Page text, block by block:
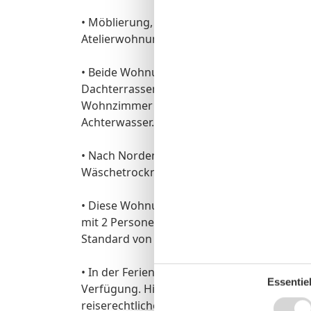
• Möblierung, Dekoration, vor allem aber
Atelierwohnung mit ihren Schrägen,
• Beide Wohnungen verfügen über Wohn-
Dachterrassen. Bodentiefe Fenster und
Wohnzimmer und der Küche einen
Achterwasser.
• Nach Norden hin liegen das
Wäschetrockner, Badewanne und Fenster.
• Diese Wohnung wurde vom DTV
mit 2 Personen klassifiziert. Bei einer
Standard von 4-Sternen nicht mehr
• In der Ferienwohnung steht Ihnen
Verfügung. Hierbei handelt es sich um
reiserechtlichen Sinne zugesicherte